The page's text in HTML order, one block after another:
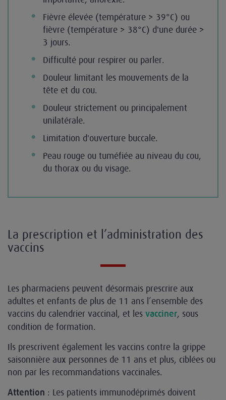
Fièvre élevée (température > 39°C) ou
fièvre (température > 38°C) d'une durée >
3 jours.
Difficulté pour respirer ou parler.
Douleur limitant les mouvements de la
tête et du cou.
Douleur strictement ou principalement
unilatérale.
Limitation d'ouverture buccale.
Peau rouge ou tuméfiée au niveau du cou,
du thorax ou du visage.
La prescription et l’administration des
vaccins
Les pharmaciens peuvent désormais prescrire aux
adultes et enfants de plus de 11 ans l’ensemble des
vaccins du calendrier vaccinal, et les vacciner, sous
condition de formation.
Ils prescrivent également les vaccins contre la grippe
saisonnière aux personnes de 11 ans et plus, ciblées ou
non par les recommandations vaccinales.
Attention : Les patients immunodéprimés doivent